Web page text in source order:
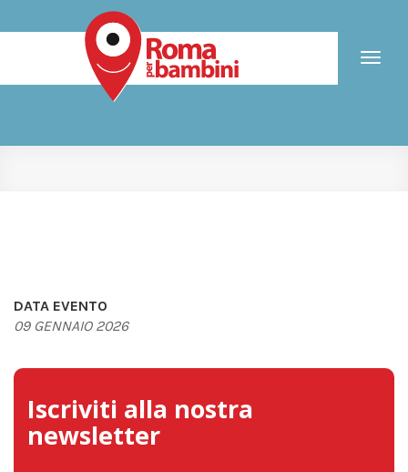
Toggle
DATA EVENTO
09 GENNAIO 2026
Iscriviti alla nostra
newsletter